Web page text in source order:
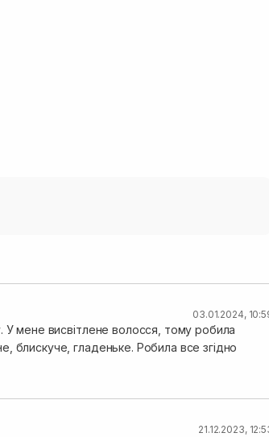
03.01.2024,
мене висвітлене волосся, тому робила
блискуче, гладеньке. Робила все згідно
21.12.2023,